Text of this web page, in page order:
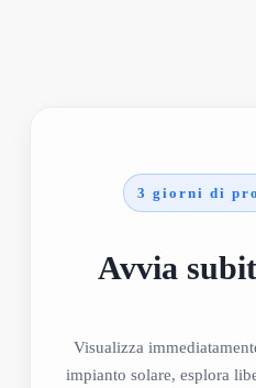
3 giorni di
Avvia
Visualizza
impianto solare, esplora